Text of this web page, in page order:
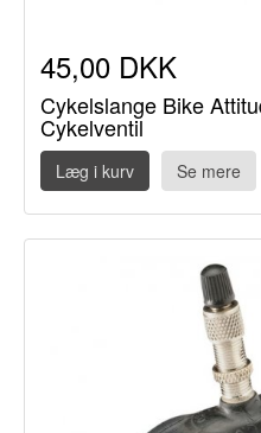
45,00 DKK
Cykelslange Bike
Cykelventil
Læg i kurv Se mere